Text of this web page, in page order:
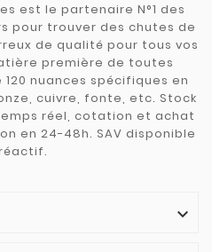
est le partenaire N°1 des
pour trouver des chutes de
de qualité pour tous vos
première de toutes
nuances spécifiques en
cuivre, fonte, etc. Stock
réel, cotation et achat
en 24-48h. SAV disponible
